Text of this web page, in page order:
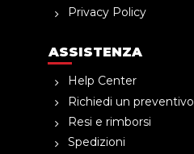
Privacy Policy
ASSISTENZA
Help Center
Richiedi un preventivo
Resi e rimborsi
Spedizioni